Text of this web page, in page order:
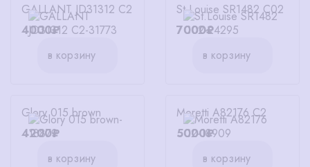
GALLANT JD31312 C2
4000₽
в корзину
St.Louise SR1482 C02
7000₽
в корзину
Glory 015 brown
4200₽
в корзину
Moretti A82176 C2
5000₽
в корзину